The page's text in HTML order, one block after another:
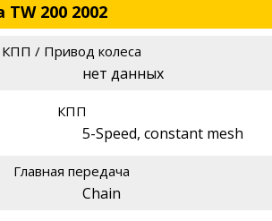
200 2002
КПП / Привод колеса
нет данных
КПП
5-Speed, constant mesh
Главная передача
Chain